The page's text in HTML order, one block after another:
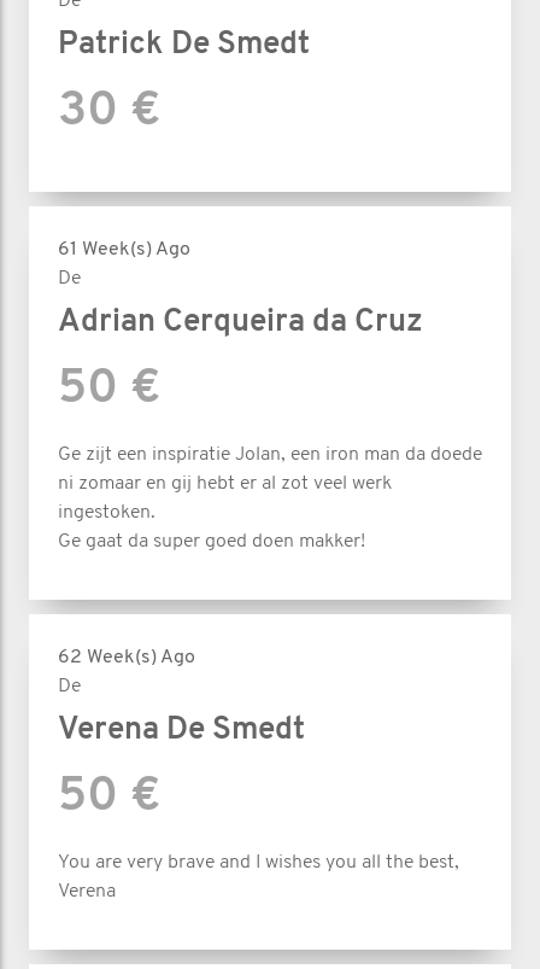
Patrick De Smedt
30 €
61 Week(s) Ago
De
Adrian Cerqueira da Cruz
50 €
Ge zijt een inspiratie Jolan, een iron man da doede
ni zomaar en gij hebt er al zot veel werk
ingestoken.
Ge gaat da super goed doen makker!
62 Week(s) Ago
De
Verena De Smedt
50 €
You are very brave and I wishes you all the best,
Verena